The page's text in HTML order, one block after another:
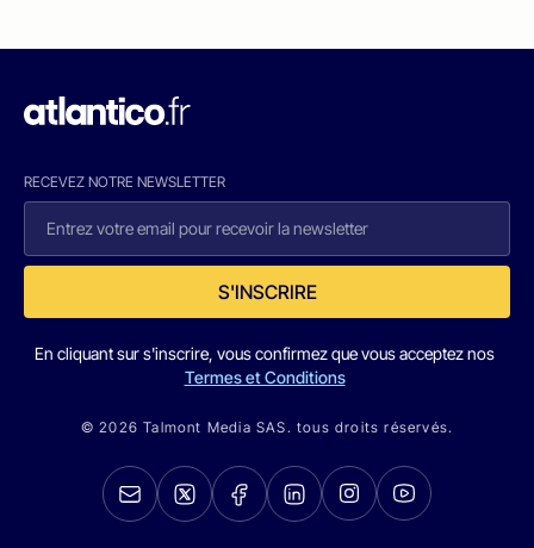
RECEVEZ NOTRE NEWSLETTER
S'INSCRIRE
En cliquant sur s'inscrire, vous confirmez que vous acceptez nos
Termes et Conditions
© 2026 Talmont Media SAS. tous droits réservés.